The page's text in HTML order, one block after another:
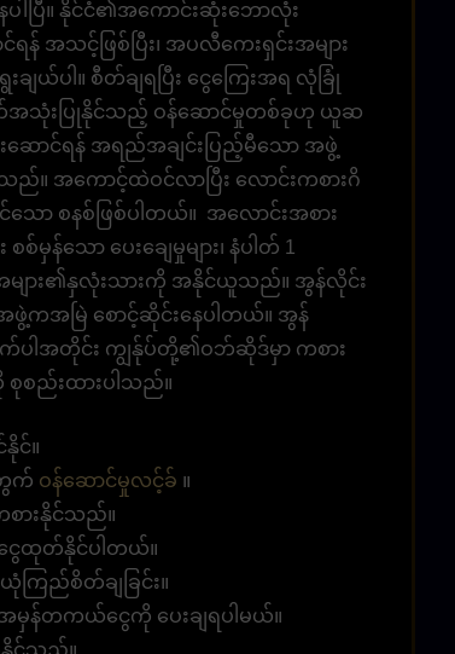
ြီ။ နိုင်ငံ၏အကောင်းဆုံးဘောလုံး
အသင့်ဖြစ်ပြီး၊ အပလီကေးရှင်းအများ
ယ်ပါ။ စီတ်ချရပြီး ငွေကြေးအရ လုံခြုံ
က်အသုံးပြုနိုင်သည့် ဝန်ဆောင်မှုတစ်ခုဟု ယူဆ
ဆောင်ရန် အရည်အချင်းပြည့်မီသော အဖွဲ့
သည်။ အကောင့်ထဲဝင်လာပြီး လောင်းကစားဂိ
င်သော စနစ်ဖြစ်ပါတယ်။ အလောင်းအစား
န်သော ပေးချေမှုများ၊ နံပါတ် 1
များ၏နှလုံးသားကို အနိုင်ယူသည်။ အွန်လိုင်း
အဖွဲ့ကအမြဲ စောင့်ဆိုင်းနေပါတယ်။ အွန်
က်ပါအတိုင်း ကျွန်ုပ်တို့၏ဝဘ်ဆိုဒ်မှာ ကစား
စုစည်းထားပါသည်။
င်။
တွက် ဝန်ဆောင်မှုလင့်ခ် ။
စားနိုင်သည်။
ငွေထုတ်နိုင်ပါတယ်။
ယုံကြည်စိတ်ချခြင်း။
မှန်တကယ်ငွေကို ပေးချရပါမယ်။